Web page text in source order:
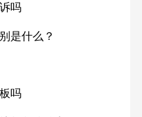
吗
是什么？
吗